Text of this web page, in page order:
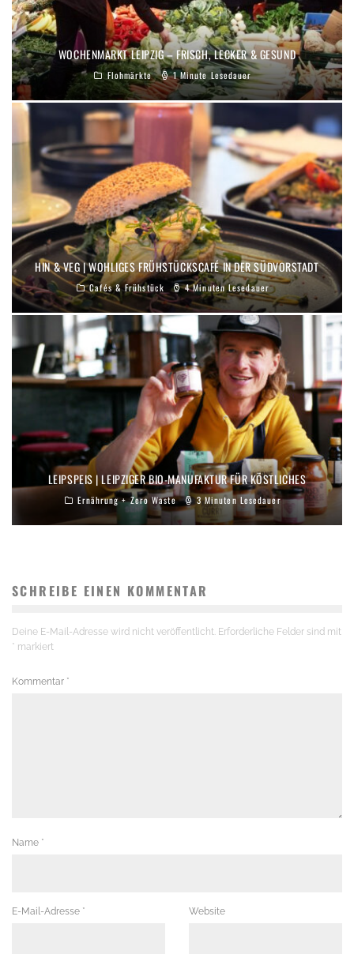
WOCHENMARKT LEIPZIG – FRISCH, LECKER & GESUND
Flohmärkte 1 Minute Lesedauer
HIN & VEG | WOHLIGES FRÜHSTÜCKSCAFÉ IN DER SÜDVORSTADT
Cafés & Frühstück 4 Minuten Lesedauer
LEIPSPEIS | LEIPZIGER BIO-MANUFAKTUR FÜR KÖSTLICHES
Ernährung + Zero Waste 3 Minuten Lesedauer
SCHREIBE EINEN KOMMENTAR
Deine E-Mail-Adresse wird nicht veröffentlicht. Erforderliche Felder sind mit
* markiert
Kommentar *
Name *
E-Mail-Adresse * Website